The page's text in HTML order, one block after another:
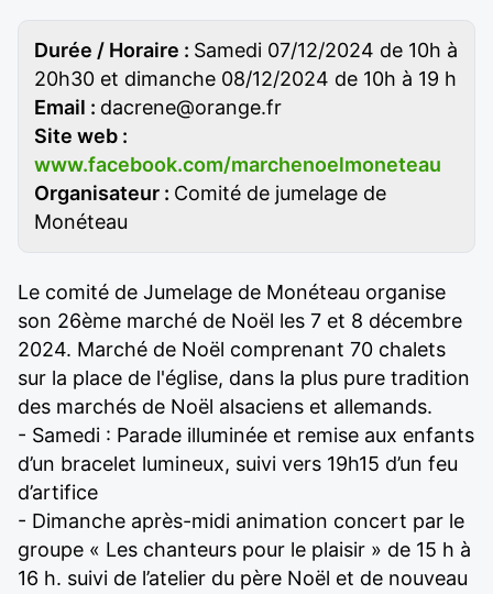
Durée / Horaire : Samedi 07/12/2024 de 10h à
20h30 et dimanche 08/12/2024 de 10h à 19 h
Email : dacrene@orange.fr
Site web :
www.facebook.com/marchenoelmoneteau
Organisateur : Comité de jumelage de
Monéteau
Le comité de Jumelage de Monéteau organise
son 26ème marché de Noël les 7 et 8 décembre
2024. Marché de Noël comprenant 70 chalets
sur la place de l'église, dans la plus pure tradition
des marchés de Noël alsaciens et allemands.
- Samedi : Parade illuminée et remise aux enfants
d’un bracelet lumineux, suivi vers 19h15 d’un feu
d’artifice
- Dimanche après-midi animation concert par le
groupe « Les chanteurs pour le plaisir » de 15 h à
16 h. suivi de l’atelier du père Noël et de nouveau